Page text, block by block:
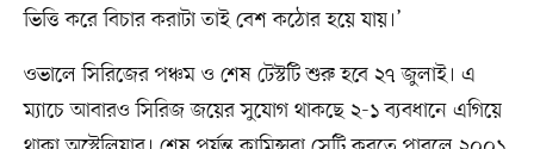
ভিত্তি করে বিচার করাটা তাই বেশ কঠোর হয়ে যায়।’
ওভালে সিরিজের পঞ্চম ও শেষ টেস্টটি শুরু হবে ২৭ জুলাই। এ
ম্যাচে আবারও সিরিজ জয়ের সুযোগ থাকছে ২-১ ব্যবধানে এগিয়ে